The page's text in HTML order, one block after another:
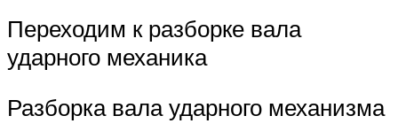
Переходим к разборке вала
ударного механика
Разборка вала ударного механизма